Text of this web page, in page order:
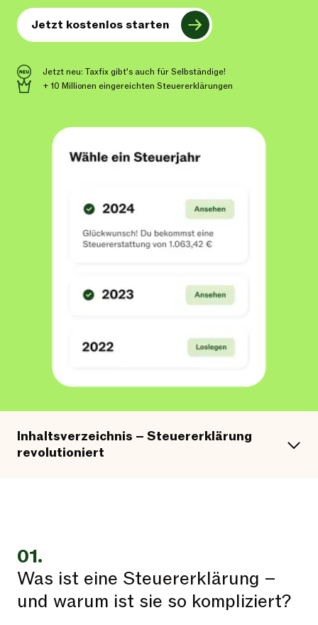
Jetzt kostenlos starten
Jetzt neu: Taxfix gibt’s auch für Selbständige!
+ 10 Millionen eingereichten Steuererklärungen
Inhaltsverzeichnis – Steuererklärung
revolutioniert
01.
Was ist eine Steuererklärung –
und warum ist sie so kompliziert?